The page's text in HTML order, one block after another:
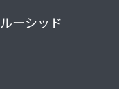
ーシッド